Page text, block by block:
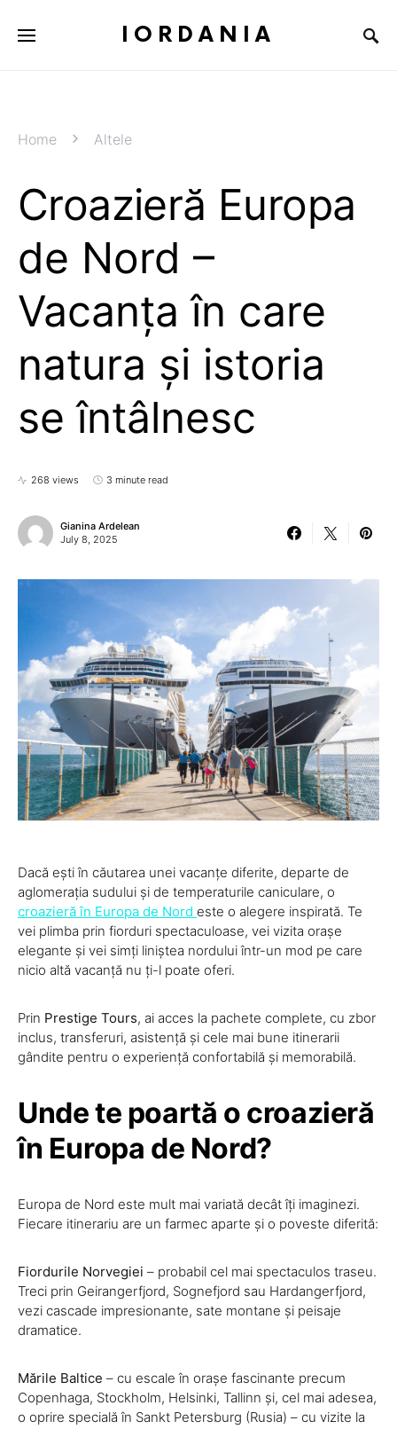
IORDANIA
Home Altele
Croazieră Europa
de Nord –
Vacanța în care
natura și istoria
se întâlnesc
268 views 3 minute read
Gianina Ardelean
July 8, 2025
Dacă ești în căutarea unei vacanțe diferite, departe de
aglomerația sudului și de temperaturile caniculare, o
croazieră în Europa de Nord este o alegere inspirată. Te
vei plimba prin fiorduri spectaculoase, vei vizita orașe
elegante și vei simți liniștea nordului într-un mod pe care
nicio altă vacanță nu ți-l poate oferi.
Prin Prestige Tours, ai acces la pachete complete, cu zbor
inclus, transferuri, asistență și cele mai bune itinerarii
gândite pentru o experiență confortabilă și memorabilă.
Unde te poartă o croazieră
în Europa de Nord?
Europa de Nord este mult mai variată decât îți imaginezi.
Fiecare itinerariu are un farmec aparte și o poveste diferită:
Fiordurile Norvegiei – probabil cel mai spectaculos traseu.
Treci prin Geirangerfjord, Sognefjord sau Hardangerfjord,
vezi cascade impresionante, sate montane și peisaje
dramatice.
Mările Baltice – cu escale în orașe fascinante precum
Copenhaga, Stockholm, Helsinki, Tallinn și, cel mai adesea,
o oprire specială în Sankt Petersburg (Rusia) – cu vizite la